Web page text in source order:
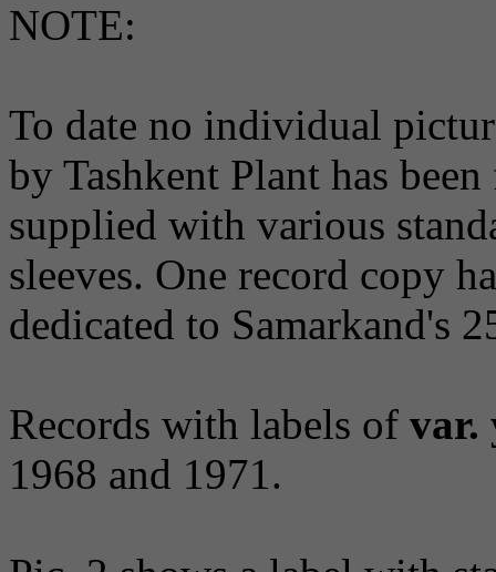
NOTE:
To date no individual
by Tashkent Plant has
supplied with various
sleeves. One record copy
dedicated to Samarkand's
Records with labels of var.
1968 and 1971.